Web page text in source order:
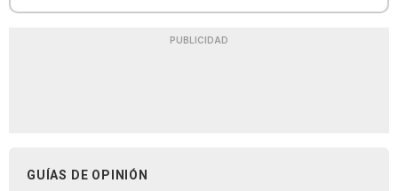
PUBLICIDAD
GUÍAS DE OPINIÓN